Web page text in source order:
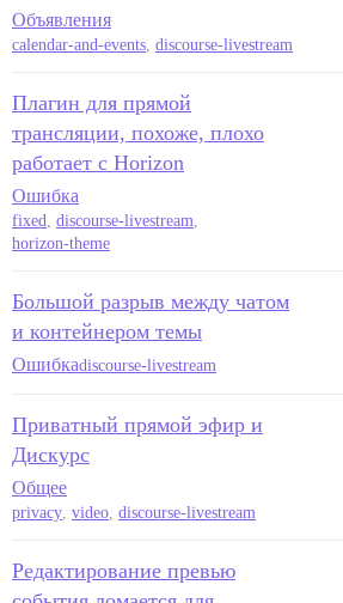
Объявления
calendar-and-events, discourse-livestream
Плагин для прямой
трансляции, похоже, плохо
работает с Horizon
Ошибка
fixed, discourse-livestream,
horizon-theme
Большой разрыв между чатом
и контейнером темы
Ошибкаdiscourse-livestream
Приватный прямой эфир и
Дискурс
Общее
privacy, video, discourse-livestream
Редактирование превью